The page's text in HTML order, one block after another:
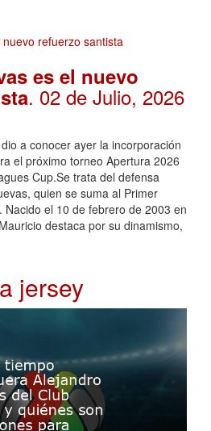
es el nuevo
. 02 de Julio, 2026
a conocer ayer la incorporación
el próximo torneo Apertura 2026
Cup.Se trata del defensa
quien se suma al Primer
Nacido el 10 de febrero de 2003 en
destaca por su dinamismo,
jersey